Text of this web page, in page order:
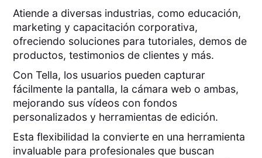
Atiende a diversas industrias, como educación,
marketing y capacitación corporativa,
ofreciendo soluciones para tutoriales, demos de
productos, testimonios de clientes y más.
Con Tella, los usuarios pueden capturar
fácilmente la pantalla, la cámara web o ambas,
mejorando sus vídeos con fondos
personalizados y herramientas de edición.
Esta flexibilidad la convierte en una herramienta
invaluable para profesionales que buscan